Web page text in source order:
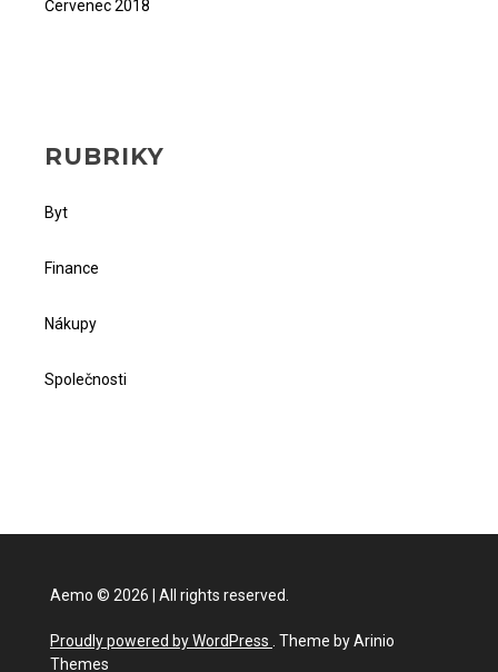
Červenec 2018
RUBRIKY
Byt
Finance
Nákupy
Společnosti
Aemo © 2026 | All rights reserved.
Proudly powered by WordPress
. Theme by Arinio
Themes